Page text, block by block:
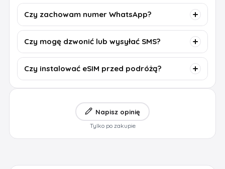
Czy zachowam numer WhatsApp?
Czy mogę dzwonić lub wysyłać SMS?
Czy instalować eSIM przed podróżą?
Napisz opinię
Tylko po zakupie